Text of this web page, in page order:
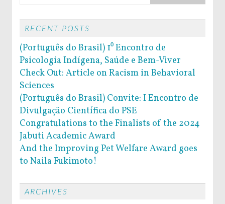
RECENT POSTS
(Português do Brasil) 1⁰ Encontro de
Psicologia Indígena, Saúde e Bem-Viver
Check Out: Article on Racism in Behavioral
Sciences
(Português do Brasil) Convite: I Encontro de
Divulgação Científica do PSE
Congratulations to the Finalists of the 2024
Jabuti Academic Award
And the Improving Pet Welfare Award goes
to Naila Fukimoto!
ARCHIVES